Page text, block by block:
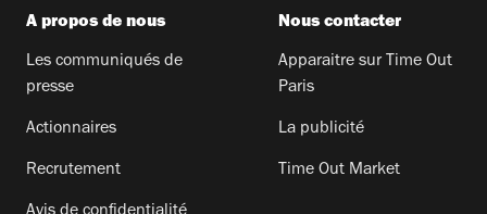
A propos de nous
Les communiqués de
presse
Actionnaires
Recrutement
Nous contacter
Apparaitre sur Time Out
Paris
La publicité
Time Out Market